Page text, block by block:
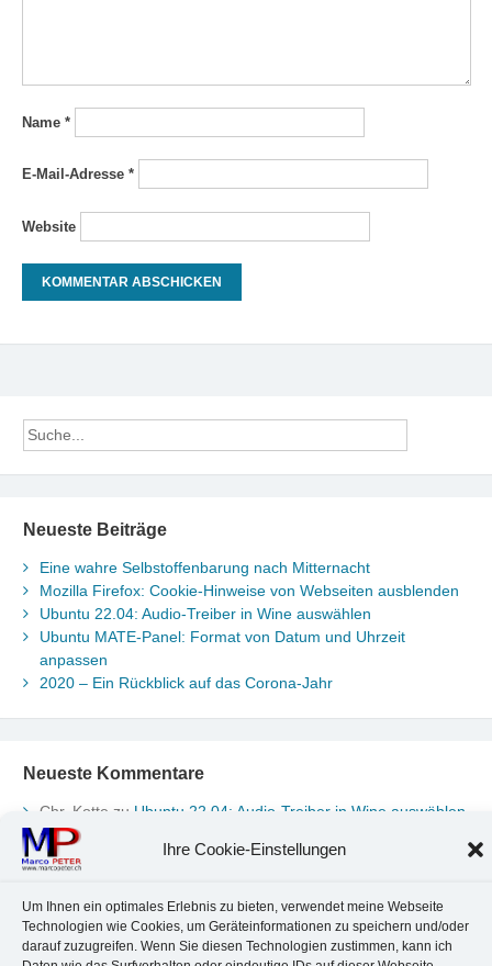
Ihre Cookie-Einstellungen
Um Ihnen ein optimales Erlebnis zu bieten, verwendet meine Webseite
Technologien wie Cookies, um Geräteinformationen zu speichern und/oder
darauf zuzugreifen. Wenn Sie diesen Technologien zustimmen, kann ich
Name *
E-Mail-Adresse *
Website
Neueste Beiträge
Eine wahre Selbstoffenbarung nach Mitternacht
Mozilla Firefox: Cookie-Hinweise von Webseiten ausblenden
Ubuntu 22.04: Audio-Treiber in Wine auswählen
Ubuntu MATE-Panel: Format von Datum und Uhrzeit
anpassen
2020 – Ein Rückblick auf das Corona-Jahr
Neueste Kommentare
Chr. Kotte zu Ubuntu 22.04: Audio-Treiber in Wine auswählen
Marco Peter
Uhrzeit anpassen
Uhrzeit anpassen
Brummel HerbolzheimzuMusik-Portrait Nr. 1: Les Assoiffés
aus Mittelbergheim